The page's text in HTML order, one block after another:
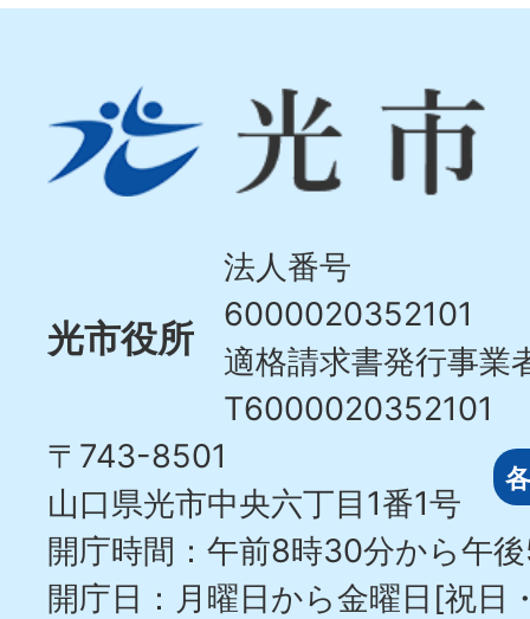
市
Hikari
光市役所
法人番号
6000020352101
適格請求書発行事業
T6000020352101
〒743-8501
山口県光市中央六丁目1番1号
開庁時間：午前8時30分から午
開庁日：月曜日から金曜日[祝日